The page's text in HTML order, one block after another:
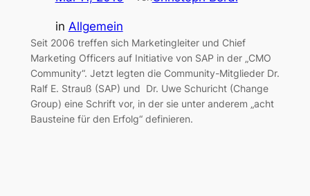
in Allgemein
Seit 2006 treffen sich Marketingleiter und Chief
Marketing Officers auf Initiative von SAP in der „CMO
Community“. Jetzt legten die Community-Mitglieder Dr.
Ralf E. Strauß (SAP) und Dr. Uwe Schuricht (Change
Group) eine Schrift vor, in der sie unter anderem „acht
Bausteine für den Erfolg“ definieren.